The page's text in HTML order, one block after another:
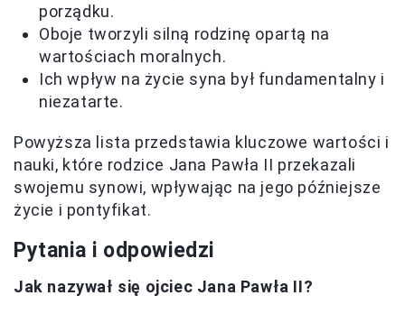
porządku.
Oboje tworzyli silną rodzinę opartą na
wartościach moralnych.
Ich wpływ na życie syna był fundamentalny i
niezatarte.
Powyższa lista przedstawia kluczowe wartości i
nauki, które rodzice Jana Pawła II przekazali
swojemu synowi, wpływając na jego późniejsze
życie i pontyfikat.
Pytania i odpowiedzi
Jak nazywał się ojciec Jana Pawła II?